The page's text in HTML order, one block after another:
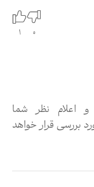
0
1
اعلام نظر شما
بررسی قرار خواهد